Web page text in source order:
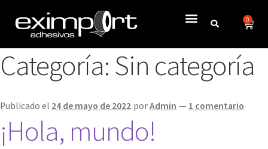
0
Categoría: Sin categoría
Publicado el 24 de mayo de 2022 porAdmin — 1 comentario
¡Hola, mundo!